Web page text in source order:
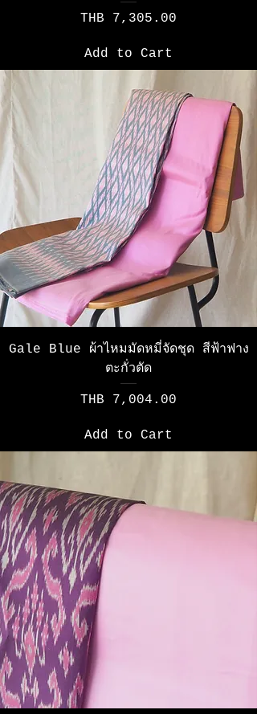
Price
THB 7,305.00
Add to Cart
Gale Blue ผ้าไหมมัดหมี่จัดชุด สีฟ้าฟาง
ตะกั่วตัด
Price
THB 7,004.00
Add to Cart